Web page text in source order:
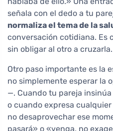
señala con el dedo a tu
normaliza el tema de la
conversación cotidiana. Es
sin obligar al otro a cruzarla.
Otro paso importante es la
no simplemente esperar la
—. Cuando tu pareja
o cuando expresa
no desaprovechar ese
pasará» o «venga, no